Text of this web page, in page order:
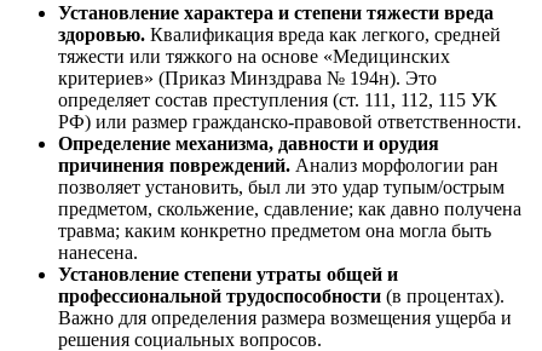
Установление характера и степени тяжести вреда
здоровью. Квалификация вреда как легкого, средней
тяжести или тяжкого на основе «Медицинских
критериев» (Приказ Минздрава № 194н). Это
определяет состав преступления (ст. 111, 112, 115 УК
РФ) или размер гражданско-правовой ответственности.
Определение механизма, давности и орудия
причинения повреждений. Анализ морфологии ран
позволяет установить, был ли это удар тупым/острым
предметом, скольжение, сдавление; как давно получена
травма; каким конкретно предметом она могла быть
нанесена.
Установление степени утраты общей и
профессиональной трудоспособности (в процентах).
Важно для определения размера возмещения ущерба и
решения социальных вопросов.